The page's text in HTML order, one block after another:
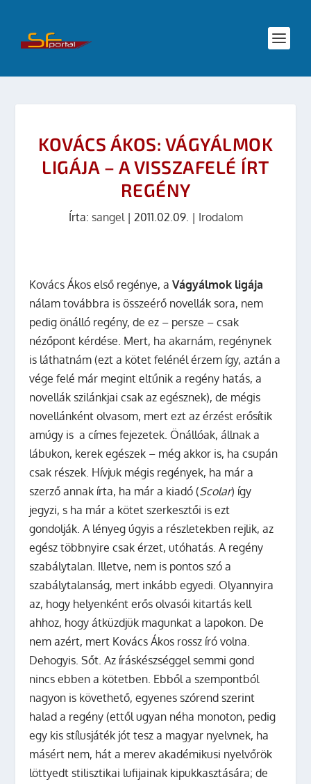
KOVÁCS ÁKOS: VÁGYÁLMOK
LIGÁJA – A VISSZAFELÉ ÍRT
REGÉNY
Írta: sangel| 2011.02.09. | Irodalom
Kovács Ákos első regénye, aVágyálmok ligája
nálam továbbra is összeérő novellák sora, nem
pedig önálló regény, de ez – persze – csak
nézőpont kérdése. Mert, ha akarnám, regénynek
is láthatnám (ezt a kötet felénél érzem így, aztán a
vége felé már megint eltűnik a regény hatás, a
novellák szilánkjai csak az egésznek), de mégis
novellánként olvasom, mert ezt az érzést erősítik
amúgy is a címes fejezetek. Önállóak, állnak a
lábukon, kerek egészek – még akkor is, ha csupán
csak részek. Hívjuk mégis regények, ha már a
szerző annak írta, ha már a kiadó (Scolar) így
jegyzi, s ha már a kötet szerkesztői is ezt
gondolják. A lényeg úgyis a részletekben rejlik, az
egész többnyire csak érzet, utóhatás. A regény
szabálytalan. Illetve, nem is pontos szó a
szabálytalanság, mert inkább egyedi. Olyannyira
az, hogy helyenként erős olvasói kitartás kell
ahhoz, hogy átküzdjük magunkat a lapokon. De
nem azért, mert Kovács Ákos rossz író volna.
Dehogyis. Sőt. Az íráskészséggel semmi gond
nincs ebben a kötetben. Ebből a szempontból
nagyon is követhető, egyenes szórend szerint
halad a regény (ettől ugyan néha monoton, pedig
egy kis stílusjáték jót tesz a magyar nyelvnek, ha
másért nem, hát a merev akadémikusi nyelvőrök
löttyedt stilisztikai lufijainak kipukkasztására; de